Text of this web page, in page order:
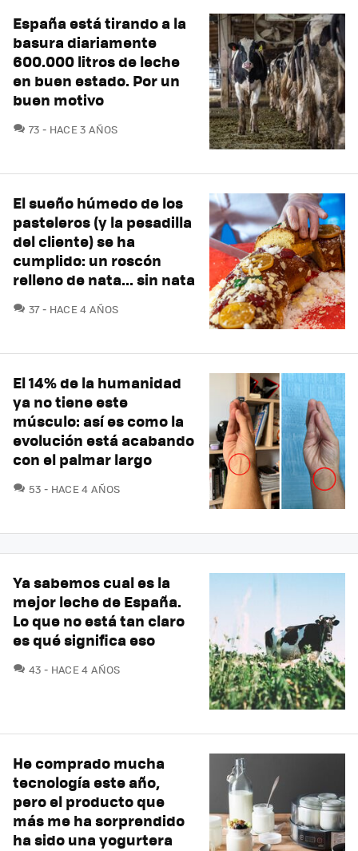
España está tirando a la
basura diariamente
600.000 litros de leche
en buen estado. Por un
buen motivo
73 COMENTARIOS
HACE 3 AÑOS
El sueño húmedo de los
pasteleros (y la pesadilla
del cliente) se ha
cumplido: un roscón
relleno de nata... sin nata
37COMENTARIOS
HACE 4 AÑOS
El 14% de la humanidad
ya no tiene este
músculo: así es como la
evolución está acabando
con el palmar largo
53 COMENTARIOS
HACE 4 AÑOS
Ya sabemos cual es la
mejor leche de España.
Lo que no está tan claro
es qué significa eso
43 COMENTARIOS
HACE 4 AÑOS
He comprado mucha
tecnología este año,
pero el producto que
más me ha sorprendido
ha sido una yogurtera